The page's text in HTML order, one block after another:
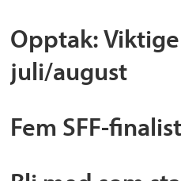
Opptak:
juli/august
Fem SFF-